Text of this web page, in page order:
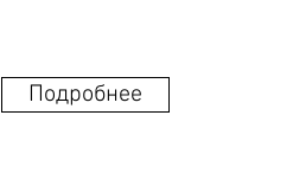
Подробнее